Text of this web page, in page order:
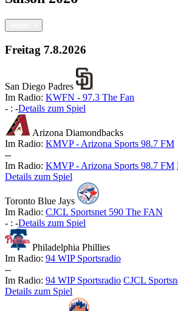
Freitag 7.8.2026
San Diego Padres
Im Radio: KWFN - 97.3 The Fan
- : -Details zum Spiel
Arizona Diamondbacks
Im Radio: KMVP - Arizona Sports 98.7 FM
--
Im Radio: KMVP - Arizona Sports 98.7 FM
Details zum Spiel
Toronto Blue Jays
Im Radio: CJCL Sportsnet 590 The FAN
- : -Details zum Spiel
Philadelphia Phillies
Im Radio: 94 WIP Sportsradio
--
Im Radio: 94 WIP Sportsradio CJCL
Details zum Spiel